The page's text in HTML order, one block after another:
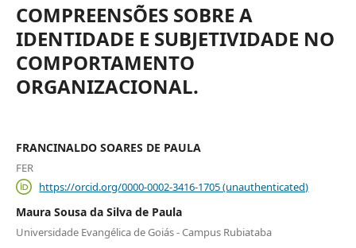
COMPREENSÕES SOBRE A
IDENTIDADE E SUBJETIVIDADE NO
COMPORTAMENTO
ORGANIZACIONAL.
FRANCINALDO SOARES DE PAULA
FER
https://orcid.org/0000-0002-3416-1705 (unauthenticated)
Maura Sousa da Silva de Paula
Universidade Evangélica de Goiás - Campus Rubiataba